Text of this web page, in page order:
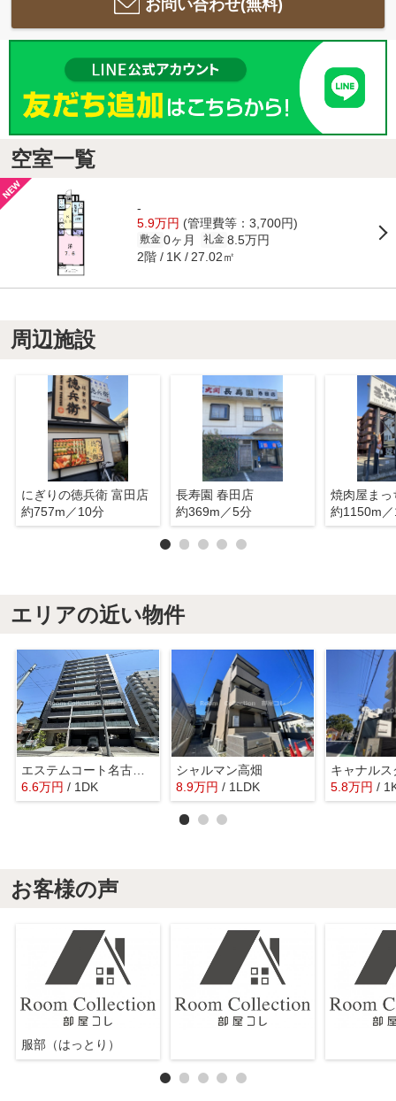
お問い合わせ(無料)
空室一覧
-
5.9万円 (管理費等：3,700円)
敷金 0ヶ月 礼金 8.5万円
2階 1K 27.02㎡
周辺施設
にぎりの徳兵衛 富田店
約757m／10分
長寿園 春田店
約369m／5分
焼肉屋まっ
約1150m
エリアの近い物件
エステムコート名古屋サウスプレミオ
6.6万円 / 1DK
シャルマン高畑
8.9万円 / 1LDK
キャナルス
5.8万円 /
お客様の声
服部（はっとり）